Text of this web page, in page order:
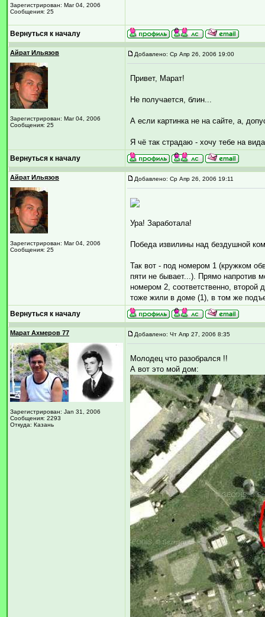
Зарегистрирован: Mar 04, 2006
Сообщения: 25
Вернуться к началу
Айрат Ильязов
Зарегистрирован: Mar 04, 2006
Сообщения: 25
Добавлено: Ср Апр 26, 2006 19:00
Привет, Марат!
Не получается, блин...
А если картинка не на сайте, а,
Я чё так страдаю - хочу тебе на
Вернуться к началу
Айрат Ильязов
Зарегистрирован: Mar 04, 2006
Сообщения: 25
Добавлено: Ср Апр 26, 2006 19:11
Ура! Заработала!
Победа извилины над бездушной
Так вот - под номером 1 (кружком
пяти не бывает...). Прямо напротив
номером 2, соответственно,
тоже жили в доме (1), в том же
Вернуться к началу
Марат Ахмеров 77
Зарегистрирован: Jan 31, 2006
Сообщения: 2293
Откуда: Казань
Добавлено: Чт Апр 27, 2006 8:35
Молодец что разобрался !!
А вот это мой дом: